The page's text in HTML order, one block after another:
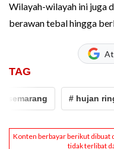
Wilayah-wilayah ini juga
berawan tebal hingga
TAG
# hujan